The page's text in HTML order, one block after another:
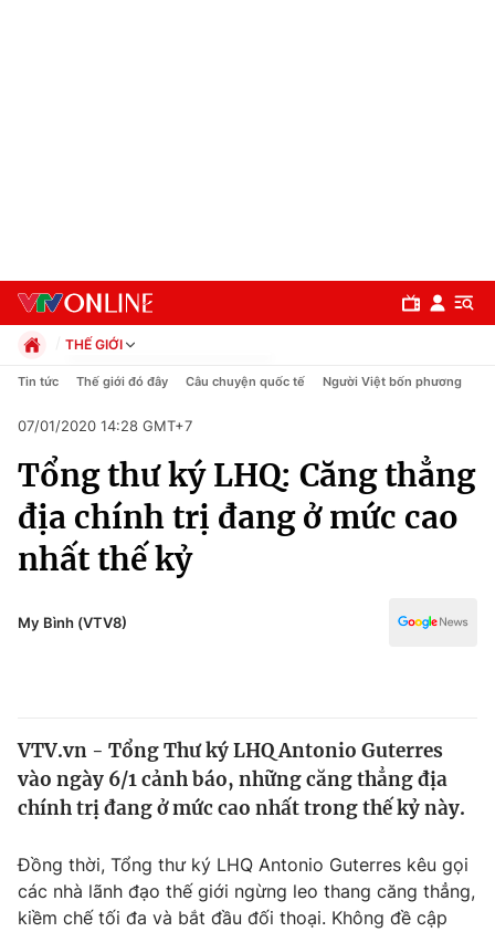
Chuyên mục
Chính trị
Xã hội
Pháp luật
Thế giới
Tin tức
Câu chuyện quốc tế
Kinh tế
Tài chính
Thị trường
Dữ liệu và đời sống
THẾ GIỚI
Chính trị
Pháp luật
Kinh tế
Thể thao
Truyền hình
Văn hóa - Giải trí
Công nghệ
Tin tức Thế giới đó đây Câu chuyện quốc tế Người Việt bốn phương
07/01/2020 14:28 GMT+7
Tổng thư ký LHQ: Căng thẳng
địa chính trị đang ở mức cao
nhất thế kỷ
My Bình (VTV8)
VTV.vn - Tổng Thư ký LHQ Antonio Guterres
vào ngày 6/1 cảnh báo, những căng thẳng địa
chính trị đang ở mức cao nhất trong thế kỷ này.
Đồng thời, Tổng thư ký LHQ Antonio Guterres kêu gọi
các nhà lãnh đạo thế giới ngừng leo thang căng thẳng,
kiềm chế tối đa và bắt đầu đối thoại. Không đề cập